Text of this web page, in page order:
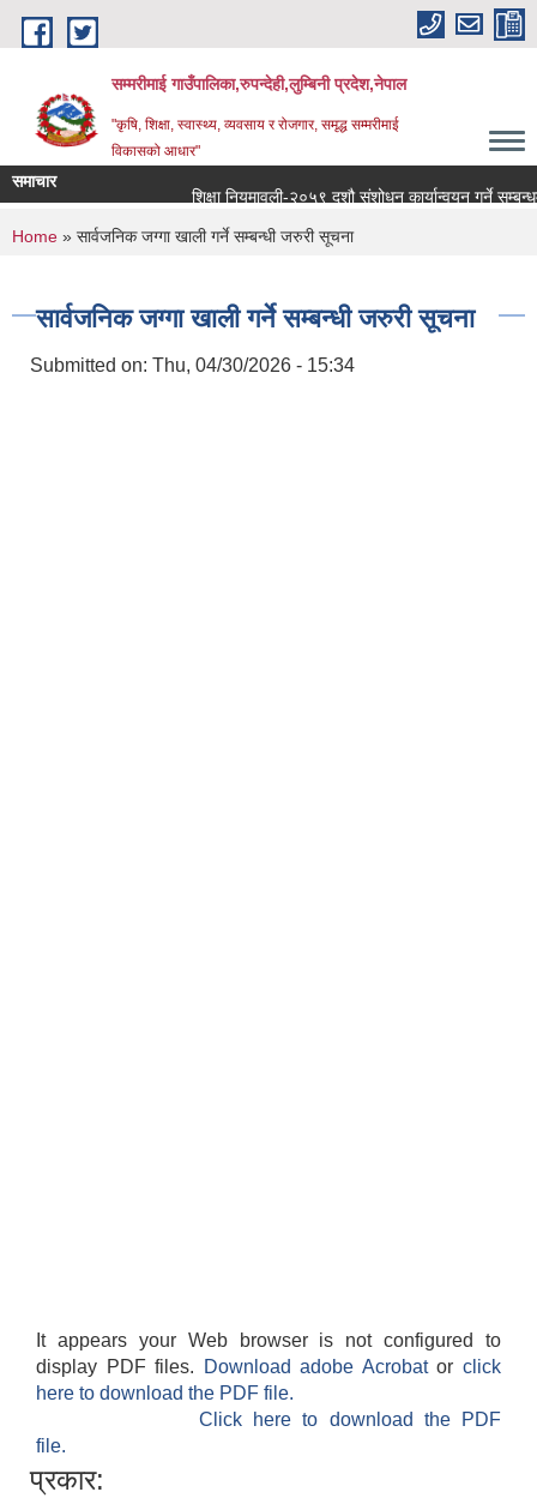
Skip to main content
सम्मरीमाई गाउँपालिका,रुपन्देही,लुम्बिनी प्रदेश,नेपाल
"कृषि, शिक्षा, स्वास्थ्य, व्यवसाय र रोजगार, समृद्ध सम्मरीमाई
विकासको आधार"
समाचार
शिक्षा नियमावली-२०५९ दशौ संशोधन कार्यान्वयन गर्ने सम्बन्धमा
You are here
Home » सार्वजनिक जग्गा खाली गर्ने सम्बन्धी जरुरी सूचना
सार्वजनिक जग्गा खाली गर्ने सम्बन्धी जरुरी सूचना
Submitted on: Thu, 04/30/2026 - 15:34
It appears your Web browser is not configured to
display PDF files.
Download adobe Acrobatorclick
here to download the PDF file.
Click here to download the PDF
file.
प्रकार: